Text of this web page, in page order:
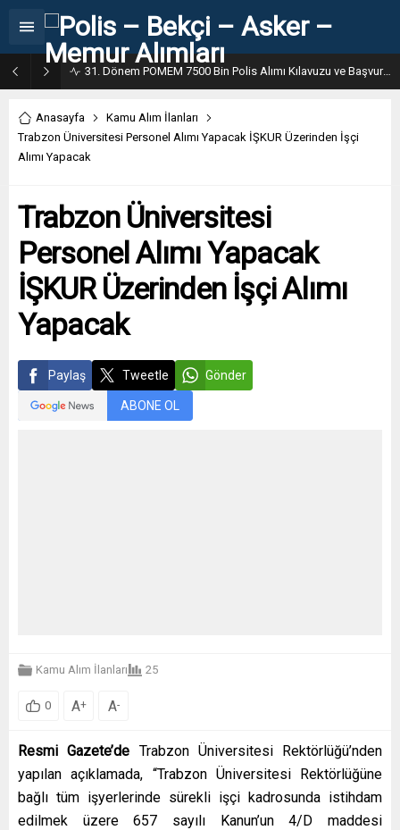
31. Dönem POMEM 7500 Bin Polis Alımı Kılavuzu ve Başvuru Ekranı
Anasayfa
Kamu Alım İlanları
Trabzon Üniversitesi Personel Alımı Yapacak İŞKUR Üzerinden İşçi
Alımı Yapacak
Trabzon Üniversitesi
Personel Alımı Yapacak
İŞKUR Üzerinden İşçi Alımı
Yapacak
Paylaş Tweetle Gönder
ABONE OL
Kamu Alım İlanları 25
0 A+ A-
Resmi Gazete’de Trabzon Üniversitesi Rektörlüğü’nden
yapılan açıklamada, “Trabzon Üniversitesi Rektörlüğüne
bağlı tüm işyerlerinde sürekli işçi kadrosunda istihdam
edilmek üzere 657 sayılı Kanun’un 4/D maddesi